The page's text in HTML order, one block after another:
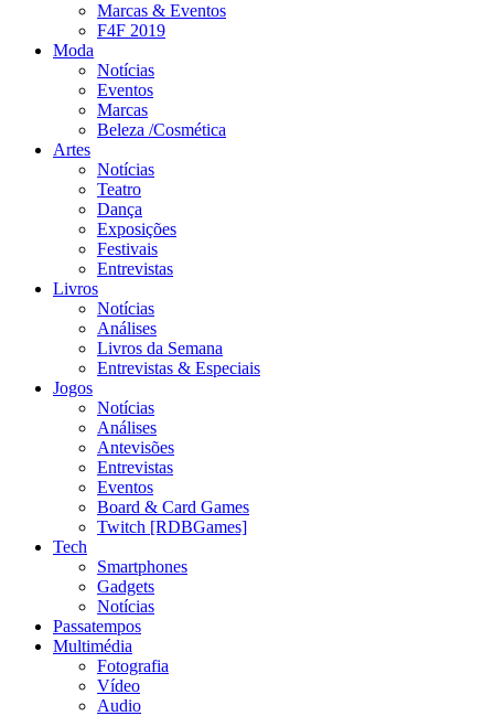
Marcas & Eventos
F4F 2019
Moda
Notícias
Eventos
Marcas
Beleza /Cosmética
Artes
Notícias
Teatro
Dança
Exposições
Festivais
Entrevistas
Livros
Notícias
Análises
Livros da Semana
Entrevistas & Especiais
Jogos
Notícias
Análises
Antevisões
Entrevistas
Eventos
Board & Card Games
Twitch [RDBGames]
Tech
Smartphones
Gadgets
Notícias
Passatempos
Multimédia
Fotografia
Vídeo
Audio